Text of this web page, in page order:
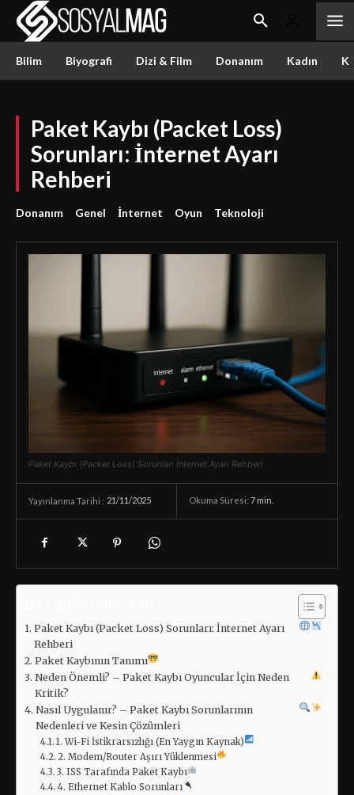
Bilim Biyografi Dizi & Film Donanım Kadın
Paket Kaybı (Packet Loss)
Sorunları: İnternet Ayarı
Rehberi
Donanım Genel İnternet Oyun Teknoloji
Paket Kaybı (Packet Loss) Sorunları İnternet Ayarı Rehberi
Yayınlanma Tarihi : 21/11/2025 Okuma Süresi: 7 min.
Paket Kaybı (Packet Loss) Sorunları: İnternet Ayarı
Rehberi
Paket Kaybının Tanımı
Neden Önemli? – Paket Kaybı Oyuncular İçin Neden
Kritik?
Nasıl Uygulanır? – Paket Kaybı Sorunlarının
Nedenleri ve Kesin Çözümleri
1. Wi-Fi İstikrarsızlığı (En Yaygın Kaynak)
2. Modem/Router Aşırı Yüklenmesi
3. ISS Tarafında Paket Kaybı
4. Ethernet Kablo Sorunları